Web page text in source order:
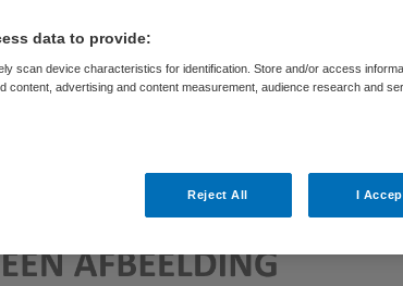
data to provide:
scan device characteristics for identification. Store and/or access
content, advertising and content measurement, audience research and
Reject All I